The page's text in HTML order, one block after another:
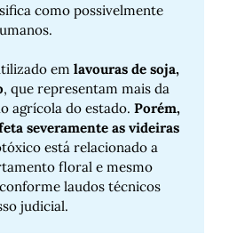
como possivelmente
em lavouras de soja,
, que representam mais da
agrícola do estado. Porém,
severamente as videiras
está relacionado a
floral e mesmo
laudos técnicos
judicial.